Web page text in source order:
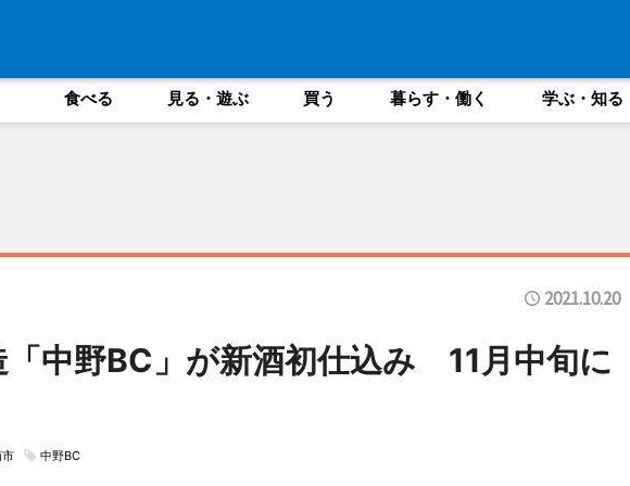
食べる 見る・遊ぶ 買う 暮らす・働く 学ぶ・知る
2021.10.20
「中野BC」が新酒初仕込み 11月中旬に
中野BC